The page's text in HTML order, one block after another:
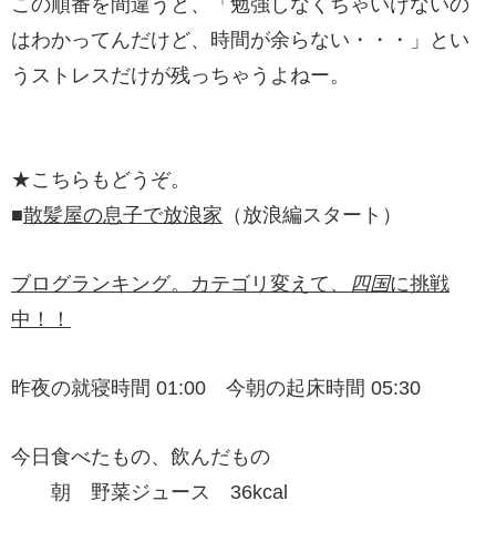
この順番を間違うと、「勉強しなくちゃいけないの
はわかってんだけど、時間が余らない・・・」とい
うストレスだけが残っちゃうよねー。
★こちらもどうぞ。
■散髪屋の息子で放浪家 （放浪編スタート）
ブログランキング。カテゴリ変えて、 四国に挑戦
中！！
昨夜の就寝時間 01:00 今朝の起床時間 05:30
今日食べたもの、飲んだもの
朝 野菜ジュース 36kcal